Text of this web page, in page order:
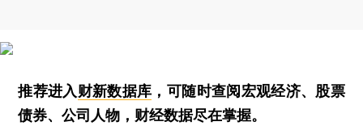
推荐进入财新数据库 ，可随时查阅宏观经济、股票
债券、公司人物，财经数据尽在掌握。